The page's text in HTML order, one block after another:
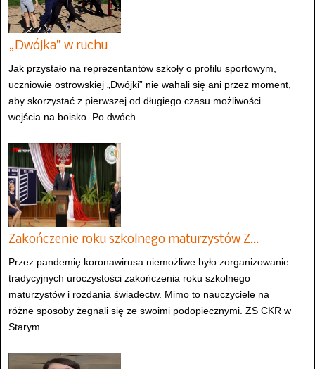
„Dwójka” w ruchu
Jak przystało na reprezentantów szkoły o profilu sportowym,
uczniowie ostrowskiej „Dwójki” nie wahali się ani przez moment,
aby skorzystać z pierwszej od długiego czasu możliwości
wejścia na boisko. Po dwóch...
Zakończenie roku szkolnego maturzystów Z…
Przez pandemię koronawirusa niemożliwe było zorganizowanie
tradycyjnych uroczystości zakończenia roku szkolnego
maturzystów i rozdania świadectw. Mimo to nauczyciele na
różne sposoby żegnali się ze swoimi podopiecznymi. ZS CKR w
Starym...